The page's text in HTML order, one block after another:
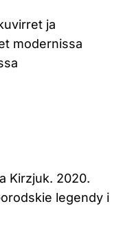
ja
modernissa
Kirzjuk. 2020.
legendy i